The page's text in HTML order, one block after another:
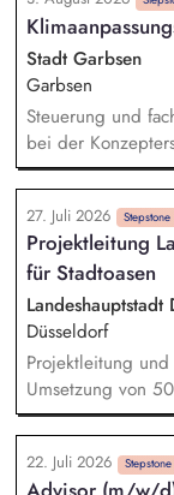
mit
und Biodiversität.
Winterdienst.
an verschiedenen
Neukunden sowie
Stadt Garbsen
Garbsen
Steuerung und
bei der
nachhaltigen
Klimaschutz.
der Kommune (z.
Identifikation
Klimaanpassung.
Priorisierung zur
Integration der
bestehende
27. Juli 2026 Stepstone
Projektleitung
für Stadtoasen
Landeshauptstadt
Düsseldorf
Projektleitung
Umsetzung von
Entwicklung eines
der Entsiegelung
Biodiversität zur
22. Juli 2026 Stepstone